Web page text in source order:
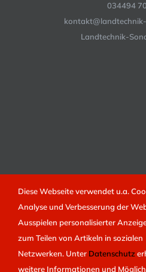
034494
Landtechnik-
© 2012 - 2026 | Landtechnik
Marketing
Diese Webseite verwendet u.a.
Analyse und Verbesserung der
Ausspielen personalisierter
zum Teilen von Artikeln in sozialen
Netzwerken. Unter Datenschutz
weitere Informationen und